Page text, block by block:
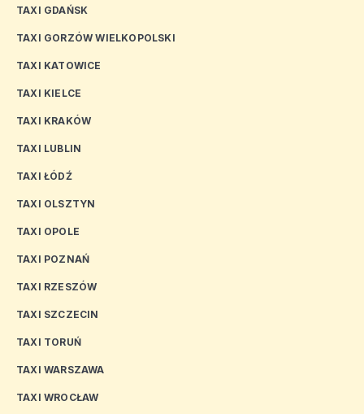
TAXI GDAŃSK
TAXI GORZÓW WIELKOPOLSKI
TAXI KATOWICE
TAXI KIELCE
TAXI KRAKÓW
TAXI LUBLIN
TAXI ŁÓDŹ
TAXI OLSZTYN
TAXI OPOLE
TAXI POZNAŃ
TAXI RZESZÓW
TAXI SZCZECIN
TAXI TORUŃ
TAXI WARSZAWA
TAXI WROCŁAW